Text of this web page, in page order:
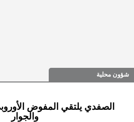
شؤون محلية
الصفدي يلتقي المفوض
والجوار